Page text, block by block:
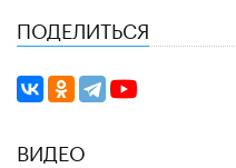
ПОДЕЛИТЬСЯ
ВИДЕО